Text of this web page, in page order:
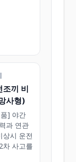
조끼 비
사형)
] 야간
과 연관
상시 운전
차 사고를